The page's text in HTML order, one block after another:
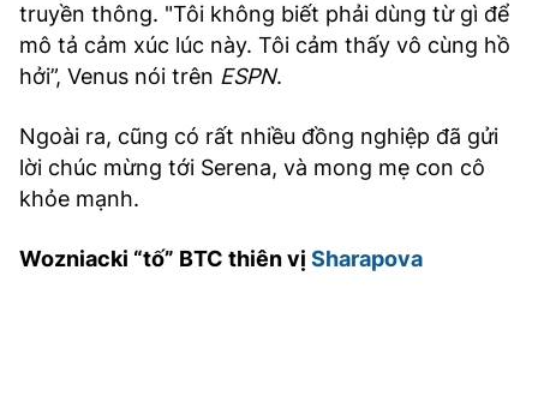
truyền thông. "Tôi không biết phải dùng từ gì để
mô tả cảm xúc lúc này. Tôi cảm thấy vô cùng hồ
hởi”, Venus nói trên ESPN.
Ngoài ra, cũng có rất nhiều đồng nghiệp đã gửi
lời chúc mừng tới Serena, và mong mẹ con cô
khỏe mạnh.
Wozniacki “tố” BTC thiên vị Sharapova